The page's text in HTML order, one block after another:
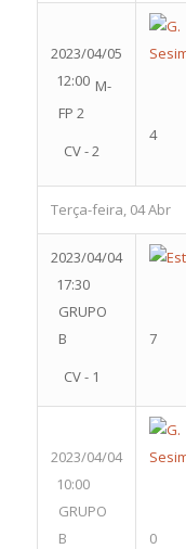
2023/04/05
12:00 M-
FP 2
CV - 2
4
Terça-feira, 04 Abr
2023/04/04
17:30
GRUPO
B
CV - 1
7
2023/04/04
10:00
GRUPO
B
0